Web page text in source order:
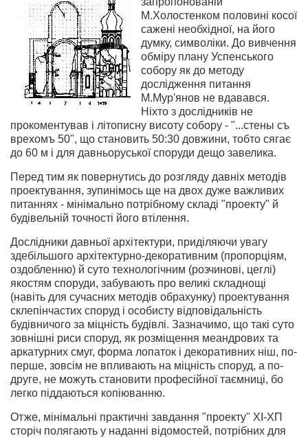
М.Холостенком половині косої
сажені необхідної, на його
думку, символіки. До вивчення
обміру плану Успенського
собору як до методу
дослідження питання
М.Мур'янов не вдавався.
Ніхто з дослідників не
прокоментував і літописну висоту собору - "...стены съ
врехомъ 50", що становить 50:30 довжини, тобто сягає
до 60 м і для давньоруської споруди дещо завелика.
Перед тим як повернутись до розгляду давніх методів
проектування, зупинімось ще на двох дуже важливих
питаннях - мінімально потрібному складі "проекту" й
будівельній точності його втілення.
Дослідники давньої архітектури, приділяючи увагу
здебільшого архітектурно-декоративним (пропорціям,
оздобленню) й суто технологічним (розчинові, цеглі)
якостям споруди, забувають про великі складнощі
(навіть для сучасних методів обрахунку) проектування
склепінчастих споруд і особисту відповідальність
будівничого за міцність будівлі. Зазначимо, що такі суто
зовнішні риси споруд, як розміщення меандрових та
аркатурних смуг, форма лопаток і декоративних ніш, по-
перше, зовсім не впливають на міцність споруд, а по-
друге, не можуть становити професійної таємниці, бо
легко піддаються копіюванню.
Отже, мінімальні практичні завдання "проекту" ХІ-ХП
сторіч полягають у наданні відомостей, потрібних для